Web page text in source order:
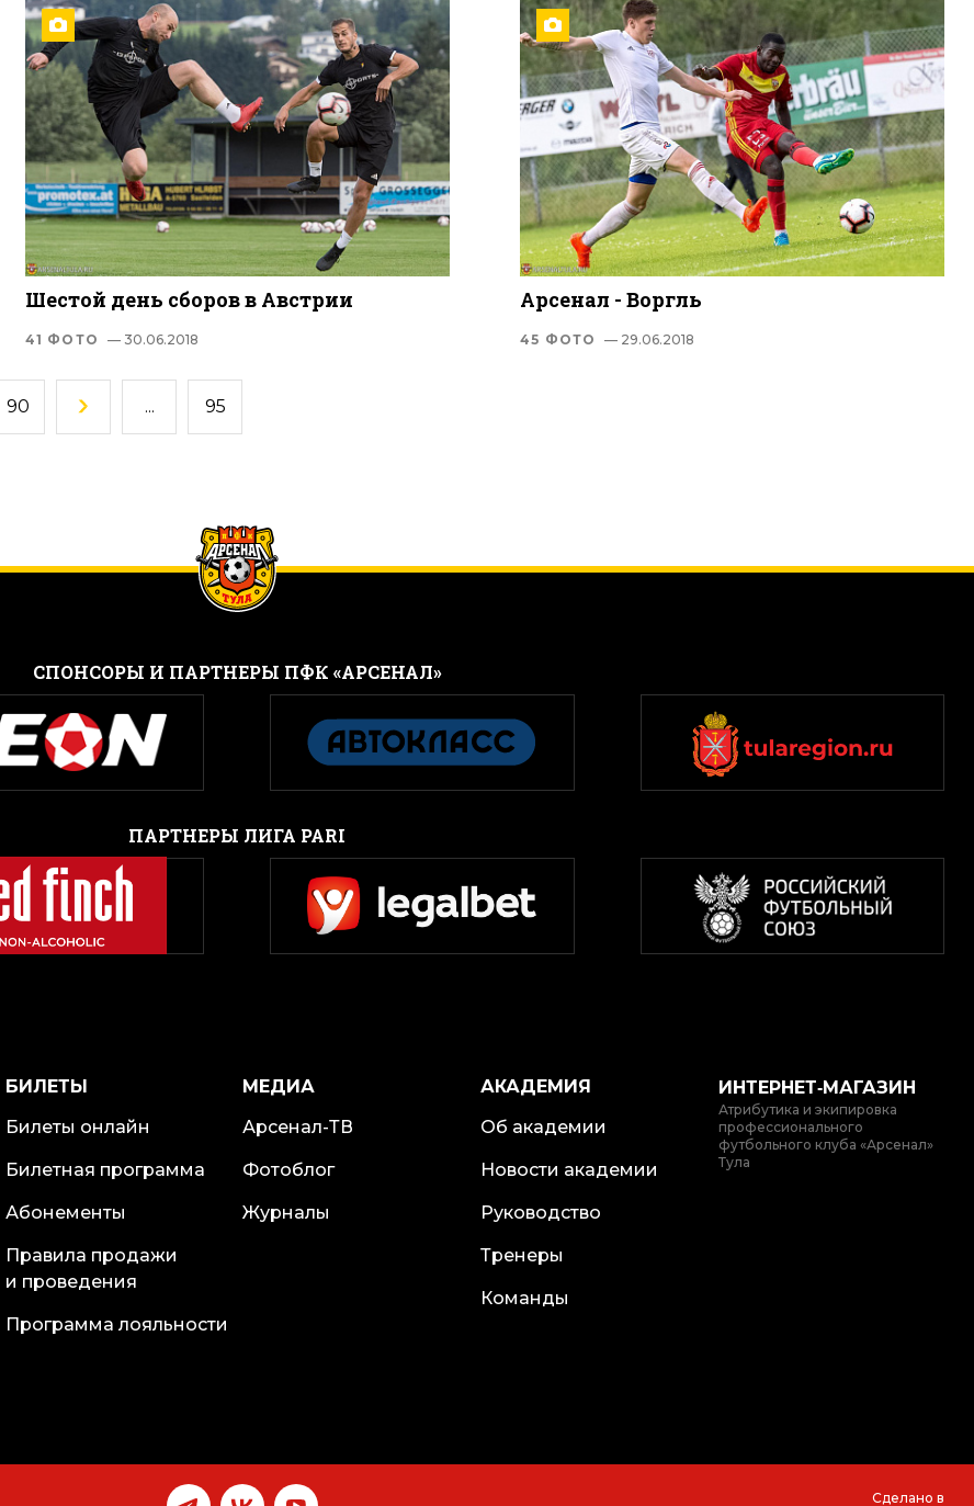
Шестой день сборов в Австрии
41 ФОТО — 30.06.2018
Арсенал - Воргль
45 ФОТО — 29.06.2018
90 ... 95
CПОНСОРЫ И ПАРТНЕРЫ ПФК «АРСЕНАЛ»
ПАРТНЕРЫ ЛИГА PARI
БИЛЕТЫ
Билеты онлайн
Билетная программа
Абонементы
Правила продажи
и проведения
Программа лояльности
МЕДИА
Арсенал-ТВ
Фотоблог
Журналы
АКАДЕМИЯ
Об академии
Новости академии
Руководство
Тренеры
Команды
ИНТЕРНЕТ‑МАГАЗИН
Атрибутика и экипировка
профессионального
футбольного клуба «Арсенал»
Тула
Сделано в